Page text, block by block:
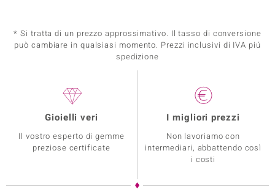
* Si tratta di un prezzo approssimativo. Il tasso di conversione
può cambiare in qualsiasi momento. Prezzi inclusivi di IVA piú
spedizione
Gioielli veri
Il vostro esperto di gemme
preziose certificate
I migliori prezzi
Non lavoriamo con
intermediari, abbattendo così
i costi